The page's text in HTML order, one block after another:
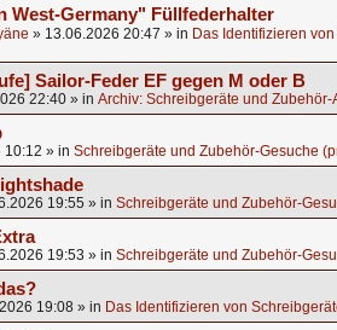
West-Germany" Füllfederhalter
» 13.06.2026 20:47 » in Das Identifizieren
Sailor-Feder EF gegen M oder B
22:40 » in Archiv: Schreibgeräte und
10:12 » in Schreibgeräte und Zubehör-Gesuche
19:55 » in Schreibgeräte und Zubehör-
19:53 » in Schreibgeräte und Zubehör-
19:08 » in Das Identifizieren von